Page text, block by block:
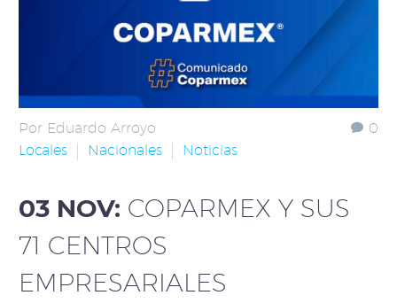
0
Por Eduardo Arroyo
Locales
Nacionales Noticias
03 NOV: COPARMEX Y SUS
71 CENTROS
EMPRESARIALES